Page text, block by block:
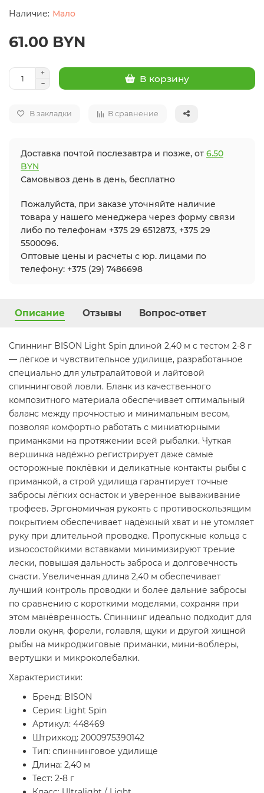
Мало
61.00 BYN
В корзину
В закладки В сравнение
Доставка почтой послезавтра и позже, от 6.50
BYN
Самовывоз день в день, бесплатно
Пожалуйста, при заказе уточняйте наличие
товара у нашего менеджера через форму связи
либо по телефонам +375 29 6512873, +375 29
5500096.
Оптовые цены и расчеты с юр. лицами по
телефону: +375 (29) 7486698
Описание Отзывы Вопрос-ответ
Спиннинг BISON Light Spin длиной 2,40 м с тестом 2-8 г
— лёгкое и чувствительное удилище, разработанное
специально для ультралайтовой и лайтовой
спиннинговой ловли. Бланк из качественного
композитного материала обеспечивает оптимальный
баланс между прочностью и минимальным весом,
позволяя комфортно работать с миниатюрными
приманками на протяжении всей рыбалки. Чуткая
вершинка надёжно регистрирует даже самые
осторожные поклёвки и деликатные контакты рыбы с
приманкой, а строй удилища гарантирует точные
забросы лёгких оснасток и уверенное вываживание
трофеев. Эргономичная рукоять с противоскользящим
покрытием обеспечивает надёжный хват и не утомляет
руку при длительной проводке. Пропускные кольца с
износостойкими вставками минимизируют трение
лески, повышая дальность заброса и долговечность
снасти. Увеличенная длина 2,40 м обеспечивает
лучший контроль проводки и более дальние забросы
по сравнению с короткими моделями, сохраняя при
этом манёвренность. Спиннинг идеально подходит для
ловли окуня, форели, голавля, щуки и другой хищной
рыбы на микроджиговые приманки, мини-воблеры,
вертушки и микроколебалки.
Характеристики:
Бренд: BISON
Серия: Light Spin
Артикул: 448469
Штрихкод: 2000975390142
Тип: спиннинговое удилище
Длина: 2,40 м
Тест: 2-8 г